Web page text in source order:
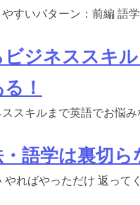
すいパターン：前編 語
ジネススキ
！
スキルまで英語でお悩
語学は裏切ら
やればやっただけ 返って